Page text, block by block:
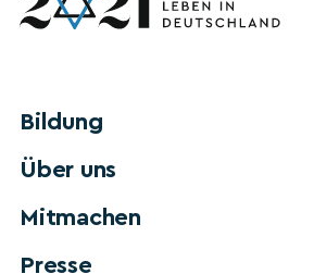
Bildung
Über uns
Mitmachen
Presse